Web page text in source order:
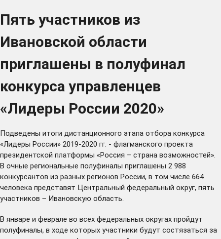
Пять участников из
Ивановской области
приглашены в полуфинал
конкурса управленцев
«Лидеры России 2020»
Подведены итоги дистанционного этапа отбора конкурса
«Лидеры России» 2019-2020 гг. - флагманского проекта
президентской платформы «Россия – страна возможностей»
В очные региональные полуфиналы приглашены 2 988
конкурсантов из разных регионов России, в том числе 664
человека представят Центральный федеральный округ, пять
участников – Ивановскую область.
В январе и феврале во всех федеральных округах пройдут
полуфиналы, в ходе которых участники будут состязаться за